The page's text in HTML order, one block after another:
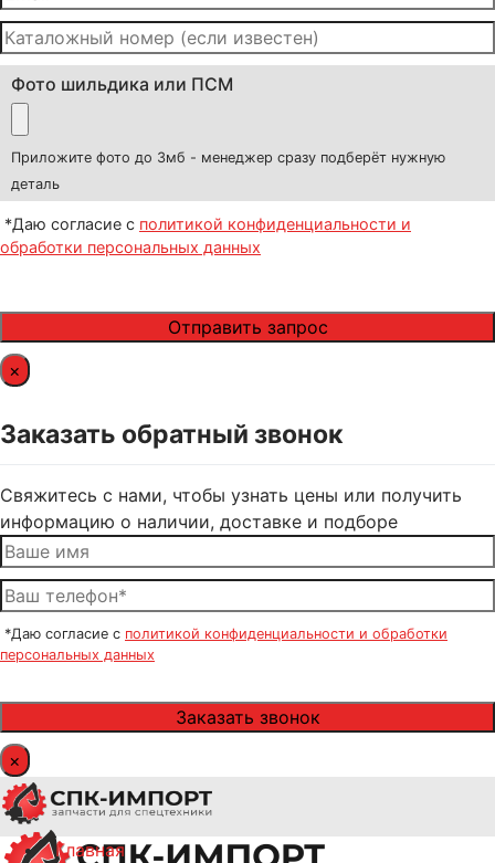
Фото шильдика или ПСМ
Приложите фото до 3мб - менеджер сразу подберёт нужную
деталь
*Даю согласие с политикой конфиденциальности и
обработки персональных данных
×
Заказать обратный звонок
Свяжитесь с нами, чтобы узнать цены или получить
информацию о наличии, доставке и подборе
*Даю согласие с политикой конфиденциальности и обработки
персональных данных
×
Главная